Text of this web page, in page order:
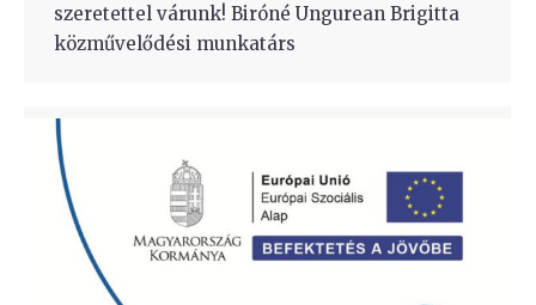
szeretettel várunk! Biróné Ungurean Brigitta
közművelődési munkatárs